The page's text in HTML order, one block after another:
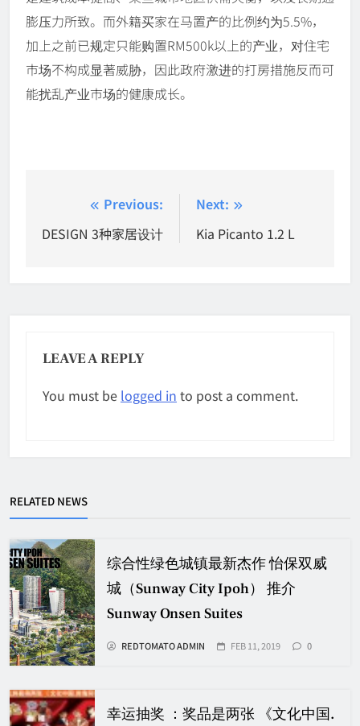
膨压力所致。而外籍买家在马置产的比例约为5.5%，
加上之前已规定只能购置RM500k以上的产业，对住宅
市场不构成显著威胁，因此政府激进的打房措施反而可
能扰乱产业市场的健康成长。
navigation
Previous:
DESIGN 3种家居设计
Next:
Kia Picanto 1.2 L
LEAVE A REPLY
You must be logged in to post a comment.
RELATED NEWS
综合性绿色城镇最新杰作 怡保双威
城（Sunway City Ipoh） 推介
Sunway Onsen Suites
REDTOMATO ADMIN FEB 11, 2019 0
幸运抽奖 ：奖品是两张 《文化中国.